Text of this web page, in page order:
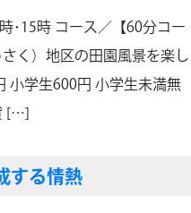
･15時 コース／【60分コー
く）地区の田園風景を楽し
600円 小学生未満無
[…]
する情熱